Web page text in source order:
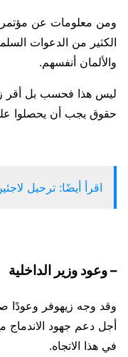
ومن معلومات عن مؤتمر
الكثير من الدعوات
والألمان أنفسهم.
ليس هذا فحسب بل أقر
حقوق يجب أن يحصلوا
اقرأ أيضًا: ترحيل
– وعود وزير الداخلية
وقد وجه زيهوفر وعودًا
أجل دعم جهود الاندماج
في هذا الاتجاه.